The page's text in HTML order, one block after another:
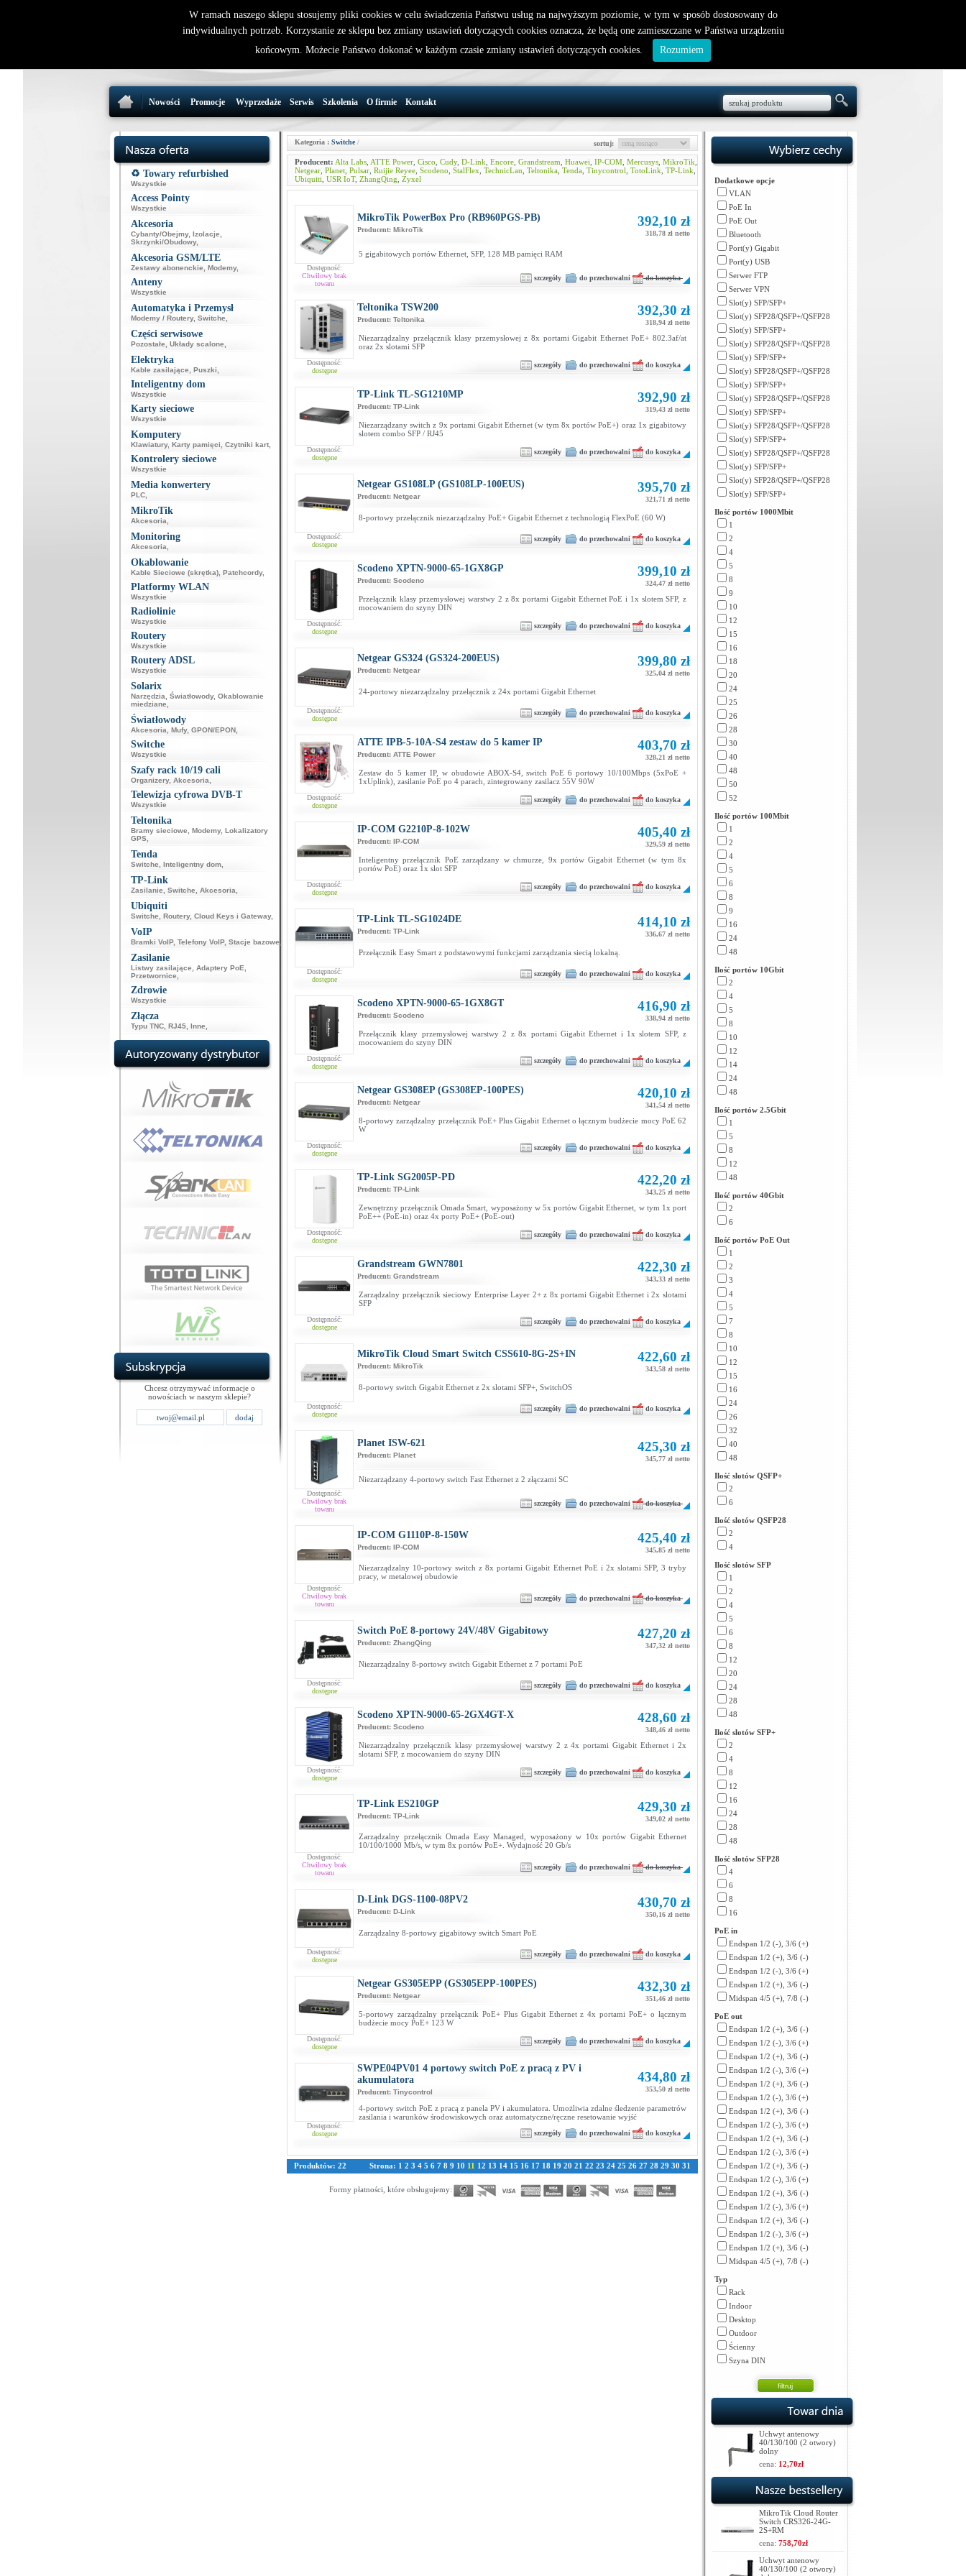
nowy klient
32 721 86 72
support@wirelesslan.com.pl
W koszyku jest 0 produktów(y)
Nowości Promocje Wyprzedaże Serwis Szkolenia O firmie Kontakt
♻️ Towary refurbished
Wszystkie
Access Pointy
Wszystkie
Akcesoria
Cybanty/Obejmy, Izolacje
Skrzynki/Obudowy,
Akcesoria GSM/LTE
Zestawy abonenckie Modemy,
Anteny
Wszystkie
Automatyka i Przemysł
Modemy / Routery, Switche
Części serwisowe
Pozostałe Układy scalone
Elektryka
Kable zasilające Puszki
Inteligentny dom
Wszystkie
Karty sieciowe
Wszystkie
Komputery
Klawiatury, Karty pamięci Czytniki kart,
Kontrolery sieciowe
Wszystkie
Media konwertery
PLC,
MikroTik
Akcesoria
Monitoring
Akcesoria
Okablowanie
Kable Sieciowe (skrętka), Patchcordy,
Platformy WLAN
Wszystkie
Radiolinie
Wszystkie
Routery
Wszystkie
Routery ADSL
Wszystkie
Solarix
Narzędzia Światłowody, Okablowanie
miedziane
Światłowody
Akcesoria Mufy, GPON/EPON,
Switche
Wszystkie
Szafy rack 10/19 cali
Organizery, Akcesoria
Telewizja cyfrowa DVB-T
Wszystkie
Teltonika
Bramy sieciowe Modemy, Lokalizatory
GPS,
Tenda
Switche Inteligentny dom,
TP-Link
Zasilanie Switche Akcesoria
Ubiquiti
Switche Routery, Cloud Keys i Gateway,
VoIP
Bramki VoIP, Telefony VoIP, Stacje bazowe
Zasilanie
Listwy zasilające Adaptery PoE
Przetwornice
Zdrowie
Wszystkie
Złącza
Typu TNC, RJ45, Inne
Chcesz otrzymywać informacje o
nowościach w naszym sklepie?
Kategoria : Switche/ sortuj:
Producent: Alta Labs ATTE Power Cisco Cudy, D-Link Encore Grandstream Huawei IP-COM Mercusys MikroTik
Netgear Planet Pulsar Ruijie Reyee Scodeno StalFlex TechnicLan Teltonika Tenda Tinycontrol TotoLink TP-Link
Ubiquiti USR IoT, ZhangQing Zyxel
Dostępność:
Chwilowy brak
towaru
MikroTik PowerBox Pro (RB960PGS-PB)
Producent: MikroTik
392,10 zł
318,78 zł netto
5 gigabitowych portów Ethernet, SFP, 128 MB pamięci RAM
szczegóły do przechowalni do koszyka
Dostępność:
dostępne
Teltonika TSW200
Producent: Teltonika
392,30 zł
318,94 zł netto
Niezarządzalny przełącznik klasy przemysłowej z 8x portami Gigabit Ethernet PoE+ 802.3af/at
oraz 2x slotami SFP
szczegóły do przechowalni do koszyka
Dostępność:
dostępne
TP-Link TL-SG1210MP
Producent: TP-Link
392,90 zł
319,43 zł netto
Niezarządzany switch z 9x portami Gigabit Ethernet (w tym 8x portów PoE+) oraz 1x gigabitowy
slotem combo SFP / RJ45
szczegóły do przechowalni do koszyka
Dostępność:
dostępne
Netgear GS108LP (GS108LP-100EUS)
Producent: Netgear
395,70 zł
321,71 zł netto
8-portowy przełącznik niezarządzalny PoE+ Gigabit Ethernet z technologią FlexPoE (60 W)
szczegóły do przechowalni do koszyka
Dostępność:
dostępne
Scodeno XPTN-9000-65-1GX8GP
Producent: Scodeno
399,10 zł
324,47 zł netto
Przełącznik klasy przemysłowej warstwy 2 z 8x portami Gigabit Ethernet PoE i 1x slotem SFP, z
mocowaniem do szyny DIN
szczegóły do przechowalni do koszyka
Dostępność:
dostępne
Netgear GS324 (GS324-200EUS)
Producent: Netgear
399,80 zł
325,04 zł netto
24-portowy niezarządzalny przełącznik z 24x portami Gigabit Ethernet
szczegóły do przechowalni do koszyka
Dostępność:
dostępne
ATTE IPB-5-10A-S4 zestaw do 5 kamer IP
Producent: ATTE Power
403,70 zł
328,21 zł netto
Zestaw do 5 kamer IP, w obudowie ABOX-S4, switch PoE 6 portowy 10/100Mbps (5xPoE +
1xUplink), zasilanie PoE po 4 parach, zintegrowany zasilacz 55V 90W
szczegóły do przechowalni do koszyka
Dostępność:
dostępne
IP-COM G2210P-8-102W
Producent: IP-COM
405,40 zł
329,59 zł netto
Inteligentny przełącznik PoE zarządzany w chmurze, 9x portów Gigabit Ethernet (w tym 8x
portów PoE) oraz 1x slot SFP
szczegóły do przechowalni do koszyka
Dostępność:
dostępne
TP-Link TL-SG1024DE
Producent: TP-Link
414,10 zł
336,67 zł netto
Przełącznik Easy Smart z podstawowymi funkcjami zarządzania siecią lokalną.
szczegóły do przechowalni do koszyka
Dostępność:
dostępne
Scodeno XPTN-9000-65-1GX8GT
Producent: Scodeno
416,90 zł
338,94 zł netto
Przełącznik klasy przemysłowej warstwy 2 z 8x portami Gigabit Ethernet i 1x slotem SFP, z
mocowaniem do szyny DIN
szczegóły do przechowalni do koszyka
Dostępność:
dostępne
Netgear GS308EP (GS308EP-100PES)
Producent: Netgear
420,10 zł
341,54 zł netto
8-portowy zarządzalny przełącznik PoE+ Plus Gigabit Ethernet o łącznym budżecie mocy PoE 62
W
szczegóły do przechowalni do koszyka
Dostępność:
dostępne
TP-Link SG2005P-PD
Producent: TP-Link
422,20 zł
343,25 zł netto
Zewnętrzny przełącznik Omada Smart, wyposażony w 5x portów Gigabit Ethernet, w tym 1x port
PoE++ (PoE-in) oraz 4x porty PoE+ (PoE-out)
szczegóły do przechowalni do koszyka
Dostępność:
dostępne
Grandstream GWN7801
Producent: Grandstream
422,30 zł
343,33 zł netto
Zarządzalny przełącznik sieciowy Enterprise Layer 2+ z 8x portami Gigabit Ethernet i 2x slotami
SFP
szczegóły do przechowalni do koszyka
Dostępność:
dostępne
MikroTik Cloud Smart Switch CSS610-8G-2S+IN
Producent: MikroTik
422,60 zł
343,58 zł netto
8-portowy switch Gigabit Ethernet z 2x slotami SFP+, SwitchOS
szczegóły do przechowalni do koszyka
Dostępność:
Chwilowy brak
towaru
Planet ISW-621
Producent: Planet
425,30 zł
345,77 zł netto
Niezarządzany 4-portowy switch Fast Ethernet z 2 złączami SC
szczegóły do przechowalni do koszyka
Dostępność:
Chwilowy brak
towaru
IP-COM G1110P-8-150W
Producent: IP-COM
425,40 zł
345,85 zł netto
Niezarządzalny 10-portowy switch z 8x portami Gigabit Ethernet PoE i 2x slotami SFP, 3 tryby
pracy, w metalowej obudowie
szczegóły do przechowalni do koszyka
Dostępność:
dostępne
Switch PoE 8-portowy 24V/48V Gigabitowy
Producent: ZhangQing
427,20 zł
347,32 zł netto
Niezarządzalny 8-portowy switch Gigabit Ethernet z 7 portami PoE
szczegóły do przechowalni do koszyka
Dostępność:
dostępne
Scodeno XPTN-9000-65-2GX4GT-X
Producent: Scodeno
428,60 zł
348,46 zł netto
Niezarządzalny przełącznik klasy przemysłowej warstwy 2 z 4x portami Gigabit Ethernet i 2x
slotami SFP, z mocowaniem do szyny DIN
szczegóły do przechowalni do koszyka
Dostępność:
Chwilowy brak
towaru
TP-Link ES210GP
Producent: TP-Link
429,30 zł
349,02 zł netto
Zarządzalny przełącznik Omada Easy Managed, wyposażony w 10x portów Gigabit Ethernet
10/100/1000 Mb/s, w tym 8x portów PoE+. Wydajność 20 Gb/s
szczegóły do przechowalni do koszyka
Dostępność:
dostępne
D-Link DGS-1100-08PV2
Producent: D-Link
430,70 zł
350,16 zł netto
Zarządzalny 8-portowy gigabitowy switch Smart PoE
szczegóły do przechowalni do koszyka
Dostępność:
dostępne
Netgear GS305EPP (GS305EPP-100PES)
Producent: Netgear
432,30 zł
351,46 zł netto
5-portowy zarządzalny przełącznik PoE+ Plus Gigabit Ethernet z 4x portami PoE+ o łącznym
budżecie mocy PoE+ 123 W
szczegóły do przechowalni do koszyka
Dostępność:
dostępne
SWPE04PV01 4 portowy switch PoE z pracą z PV i
akumulatora
Producent: Tinycontrol
434,80 zł
353,50 zł netto
4-portowy switch PoE z pracą z panela PV i akumulatora. Umożliwia zdalne śledzenie parametrów
zasilania i warunków środowiskowych oraz automatyczne/ręczne resetowanie wyjść
szczegóły do przechowalni do koszyka
Produktów: 22 Strona: 1 2 3 4 5 6 7 8 9 10 11 12 13 14 15 16 17 18 19 20 21 22 23 24 25 26 27 28 29 30 31
Formy płatności, które obsługujemy:
Dodatkowe opcje
VLAN
PoE In
PoE Out
Bluetooth
Port(y) Gigabit
Port(y) USB
Serwer FTP
Serwer VPN
Slot(y) SFP/SFP+
Slot(y) SFP28/QSFP+/QSFP28
Slot(y) SFP/SFP+
Slot(y) SFP28/QSFP+/QSFP28
Slot(y) SFP/SFP+
Slot(y) SFP28/QSFP+/QSFP28
Slot(y) SFP/SFP+
Slot(y) SFP28/QSFP+/QSFP28
Slot(y) SFP/SFP+
Slot(y) SFP28/QSFP+/QSFP28
Slot(y) SFP/SFP+
Slot(y) SFP28/QSFP+/QSFP28
Slot(y) SFP/SFP+
Slot(y) SFP28/QSFP+/QSFP28
Slot(y) SFP/SFP+
Ilość portów 1000Mbit
1
2
4
5
8
9
10
12
15
16
18
20
24
25
26
28
30
40
48
50
52
Ilość portów 100Mbit
1
2
4
5
6
8
9
16
24
48
Ilość portów 10Gbit
2
4
5
8
10
12
14
24
48
Ilość portów 2.5Gbit
1
5
8
12
48
Ilość portów 40Gbit
2
6
Ilość portów PoE Out
1
2
3
4
5
7
8
10
12
15
16
24
26
32
40
48
Ilość slotów QSFP+
2
6
Ilość slotów QSFP28
2
4
Ilość slotów SFP
1
2
4
5
6
8
12
20
24
28
48
Ilość slotów SFP+
2
4
8
12
16
24
28
48
Ilość slotów SFP28
4
6
8
16
PoE in
Endspan 1/2 (-), 3/6 (+)
Endspan 1/2 (+), 3/6 (-)
Endspan 1/2 (-), 3/6 (+)
Endspan 1/2 (+), 3/6 (-)
Midspan 4/5 (+), 7/8 (-)
PoE out
Endspan 1/2 (+), 3/6 (-)
Endspan 1/2 (-), 3/6 (+)
Endspan 1/2 (+), 3/6 (-)
Endspan 1/2 (-), 3/6 (+)
Endspan 1/2 (+), 3/6 (-)
Endspan 1/2 (-), 3/6 (+)
Endspan 1/2 (+), 3/6 (-)
Endspan 1/2 (-), 3/6 (+)
Endspan 1/2 (+), 3/6 (-)
Endspan 1/2 (-), 3/6 (+)
Endspan 1/2 (+), 3/6 (-)
Endspan 1/2 (-), 3/6 (+)
Endspan 1/2 (+), 3/6 (-)
Endspan 1/2 (-), 3/6 (+)
Endspan 1/2 (+), 3/6 (-)
Endspan 1/2 (-), 3/6 (+)
Endspan 1/2 (+), 3/6 (-)
Midspan 4/5 (+), 7/8 (-)
Typ
Rack
Indoor
Desktop
Outdoor
Ścienny
Szyna DIN
Uchwyt antenowy
40/130/100 (2 otwory)
dolny
cena: 12,70zł
MikroTik Cloud Router
Switch CRS326-24G-
2S+RM
cena: 758,70zł
Uchwyt antenowy
40/130/100 (2 otwory)
W ramach naszego sklepu stosujemy pliki cookies w celu świadczenia Państwu usług na najwyższym poziomie, w tym w sposób dostosowany do
indywidualnych potrzeb. Korzystanie ze sklepu bez zmiany ustawień dotyczących cookies oznacza, że będą one zamieszczane w Państwa urządzeniu
końcowym. Możecie Państwo dokonać w każdym czasie zmiany ustawień dotyczących cookies.
Rozumiem